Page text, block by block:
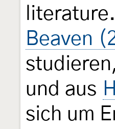
Beaven
und aus
sich um